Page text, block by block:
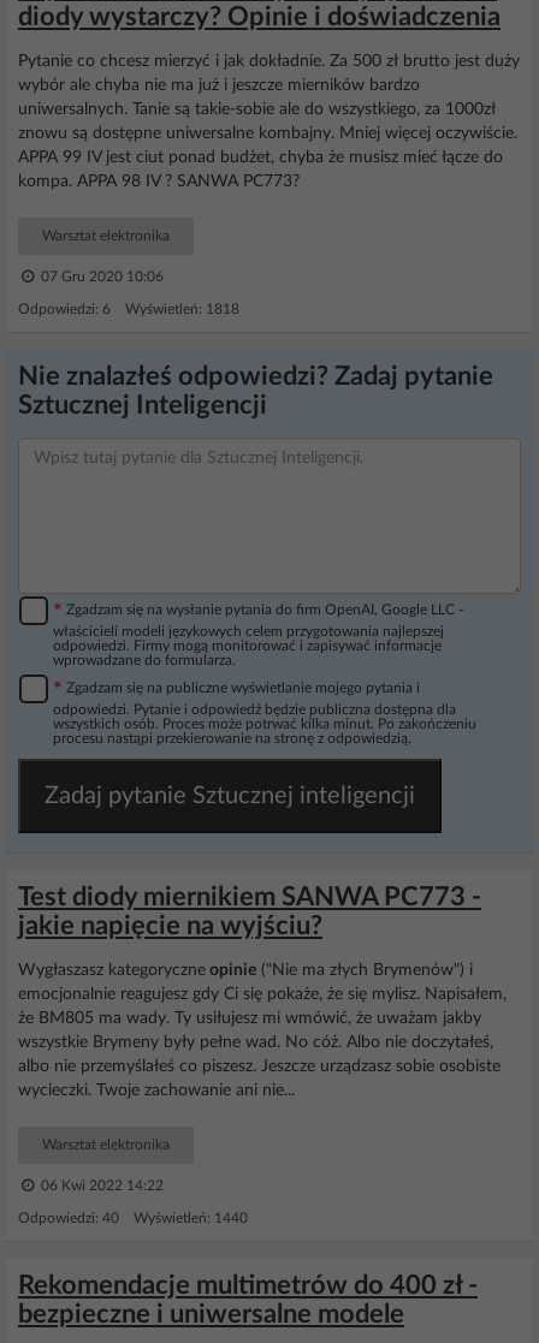
diody wystarczy? Opinie i doświadczenia
Pytanie co chcesz mierzyć i jak dokładnie. Za 500 zł brutto jest duży
wybór ale chyba nie ma już i jeszcze mierników bardzo
uniwersalnych. Tanie są takie-sobie ale do wszystkiego, za 1000zł
znowu są dostępne uniwersalne kombajny. Mniej więcej oczywiście.
APPA 99 IV jest ciut ponad budżet, chyba że musisz mieć łącze do
kompa. APPA 98 IV ? SANWA PC773?
Warsztat elektronika
07 Gru 2020 10:06
Odpowiedzi: 6 Wyświetleń: 1818
Nie znalazłeś odpowiedzi? Zadaj pytanie
Sztucznej Inteligencji
* Zgadzam się na wysłanie pytania do firm OpenAI, Google LLC -
właścicieli modeli językowych celem przygotowania najlepszej
odpowiedzi. Firmy mogą monitorować i zapisywać informacje
wprowadzane do formularza.
* Zgadzam się na publiczne wyświetlanie mojego pytania i
odpowiedzi. Pytanie i odpowiedź będzie publiczna dostępna dla
wszystkich osób. Proces może potrwać kilka minut. Po zakończeniu
procesu nastąpi przekierowanie na stronę z odpowiedzią.
Zadaj pytanie Sztucznej inteligencji
Test diody miernikiem SANWA PC773 -
jakie napięcie na wyjściu?
Wygłaszasz kategoryczne opinie ("Nie ma złych Brymenów") i
emocjonalnie reagujesz gdy Ci się pokaże, że się mylisz. Napisałem,
że BM805 ma wady. Ty usiłujesz mi wmówić, że uważam jakby
wszystkie Brymeny były pełne wad. No cóż. Albo nie doczytałeś,
albo nie przemyślałeś co piszesz. Jeszcze urządzasz sobie osobiste
wycieczki. Twoje zachowanie ani nie...
Warsztat elektronika
06 Kwi 2022 14:22
Odpowiedzi: 40 Wyświetleń: 1440
Rekomendacje multimetrów do 400 zł -
bezpieczne i uniwersalne modele